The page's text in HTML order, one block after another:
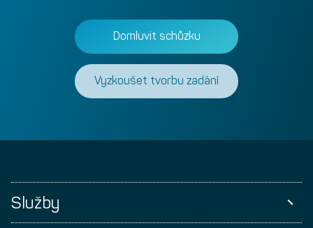
Domluvit schůzku
Vyzkoušet tvorbu zadání
Služby